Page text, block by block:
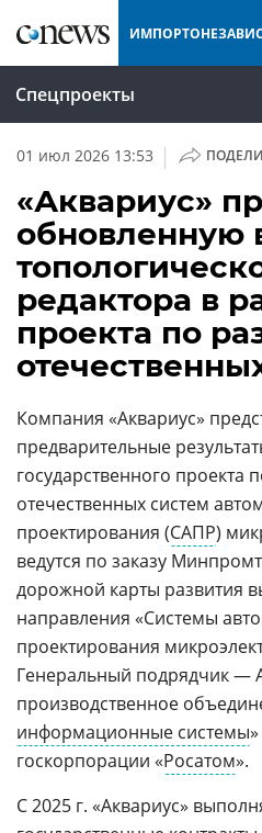
Спецпроекты
01 июл 2026 13:53 |
«Аквариус»
обновленную
редактора в
проекта по
Компания «Аквариус»
предварительные
государственного проекта
отечественных систем
проектирования (САПР)
ведутся по заказу
дорожной карты развития
направления «Системы
проектирования
Генеральный подрядчик —
производственное
информационные системы
госкорпорации «Росатом».
С 2025 г. «Аквариус»